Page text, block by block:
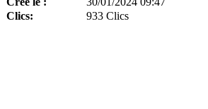
Clics:
933 Clics